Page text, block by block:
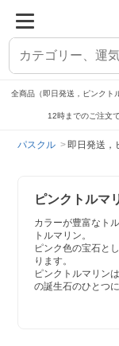
全商品（即日発送，ピンクト
12時までのご注文
パスクル 即日発送，
ピンクトルマ
カラーが豊富なト
トルマリン。
ピンク色の宝石と
ります。
ピンクトルマリン
の誕生石のひとつ